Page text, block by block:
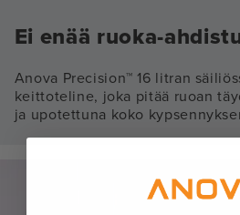
Ei enää ruoka-
Anova Precision™ 16 litran
keittoteline, joka pitää ruoan
ja upotettuna koko